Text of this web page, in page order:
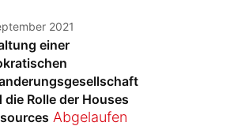
2021
einer
die Rolle der Houses
Abgelaufen